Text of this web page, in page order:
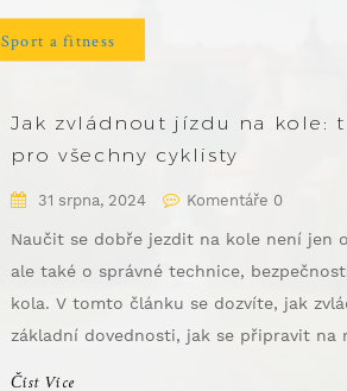
Sport a fitness
Jak zvládnout jízdu na kole:
pro všechny cyklisty
31 srpna, 2024 Komentáře 0
Naučit se dobře jezdit na kole není jen
ale také o správné technice,
kola. V tomto článku se dozvíte, jak
základní dovednosti, jak se připravit na
Číst Více